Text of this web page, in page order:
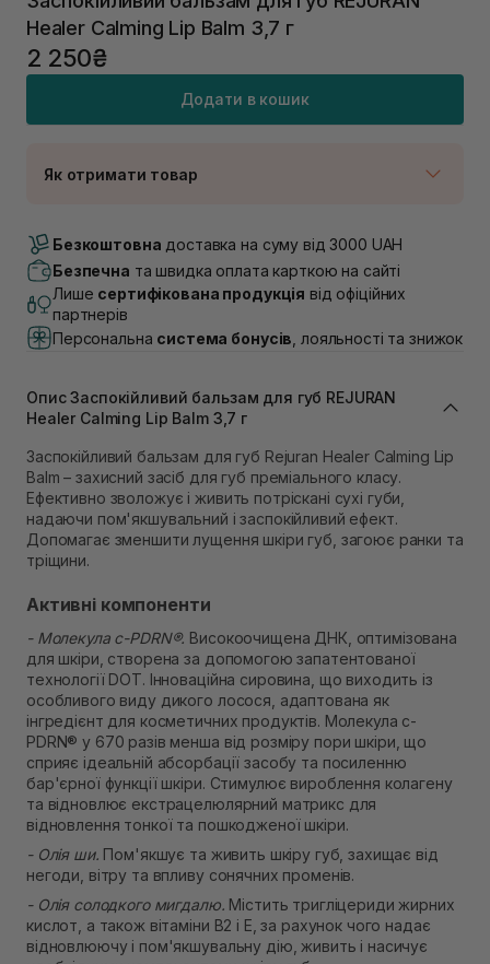
Healer Calming Lip Balm 3,7 г
2 250₴
Додати в кошик
Як отримати товар
В наявності
Самовивіз м. Луцьк, вул. Винниченка 4
Немає в наявності!
Самовивіз м. Львів, вул. Академіка Підстригача, 1В
(Duck’s Lake)
Немає в наявності!
Немає в наявності!
Самовивіз м. Львів, вул. Степана Бандери 45
Немає в наявності!
Самовивіз м. Рівне, вул. 16-го Липня, 15
Немає в наявності!
Самовивіз м. Рівне, вул. Кулика і Гудачека 23 (ТЦ
Екватор)
Немає в наявності!
Безкоштовна доставка на суму від 3000 UAH
Безпечна та швидка оплата карткою на сайті
Лише сертифікована продукція від офіційних
партнерів
Персональна система бонусів , лояльності та знижок
Опис Заспокійливий бальзам для губ REJURAN
Healer Calming Lip Balm 3,7 г
Заспокійливий бальзам для губ Rejuran Healer Calming Lip
Balm – захисний засіб для губ преміального класу.
Ефективно зволожує і живить потріскані сухі губи,
надаючи пом'якшувальний і заспокійливий ефект.
Допомагає зменшити лущення шкіри губ, загоює ранки та
тріщини.
Активні компоненти
- Молекула c-PDRN®. Високоочищена ДНК, оптимізована
для шкіри, створена за допомогою запатентованої
технології DOT. Інноваційна сировина, що виходить із
особливого виду дикого лосося, адаптована як
інгредієнт для косметичних продуктів. Молекула c-
PDRN® у 670 разів менша від розміру пори шкіри, що
сприяє ідеальній абсорбації засобу та посиленню
бар'єрної функції шкіри. Стимулює вироблення колагену
та відновлює екстрацелюлярний матрикс для
відновлення тонкої та пошкодженої шкіри.
- Олія ши. Пом'якшує та живить шкіру губ, захищає від
негоди, вітру та впливу сонячних променів.
- Олія солодкого мигдалю. Містить тригліцериди жирних
кислот, а також вітаміни В2 і Е, за рахунок чого надає
відновлюючу і пом'якшувальну дію, живить і насичує